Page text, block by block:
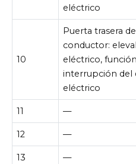
eléctrico
10
Puerta trasera
conductor:
eléctrico,
interrupción del
eléctrico
11 —
12 —
13 —